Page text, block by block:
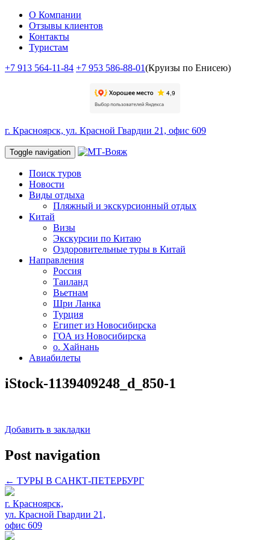
О Компании
Отзывы клиентов
Контакты
Туристам
+7 913 564-11-84 +7 953 586-88-01(Круизы по Енисею)
г. Красноярск, ул. Красной Гвардии 21, офис 609
Toggle navigation
Поиск туров
Новости
Виды отдыха
Пляжный и экскурсионный отдых
Китай
Визы
Экскурсии по Китаю
Оздоровительные туры в Китай
Направления
Россия
Таиланд
Вьетнам
Шри Ланка
Турция
Египет из Новосибирска
ГОА из Новосибирска
о. Хайнань
Авиабилеты
iStock-1139409248_d_850-1
Добавить в закладки
Post navigation
← ТУРЫ В САНКТ-ПЕТЕРБУРГ
г. Красноярск,
ул. Красной Гвардии 21,
офис 609